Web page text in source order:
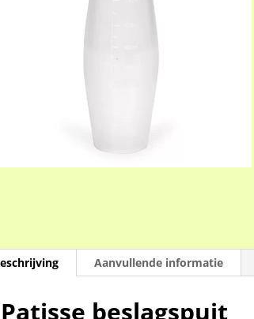
Aanvullende informatie
Patisse beslagspuit